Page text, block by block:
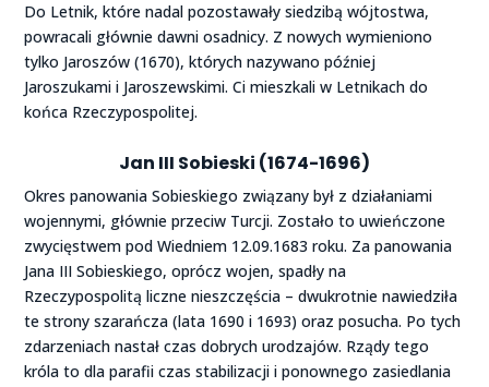
Do Letnik, które nadal pozostawały siedzibą wójtostwa,
powracali głównie dawni osadnicy. Z nowych wymieniono
tylko Jaroszów (1670), których nazywano później
Jaroszukami i Jaroszewskimi. Ci mieszkali w Letnikach do
końca Rzeczypospolitej.
Jan III Sobieski (1674-1696)
Okres panowania Sobieskiego związany był z działaniami
wojennymi, głównie przeciw Turcji. Zostało to uwieńczone
zwycięstwem pod Wiedniem 12.09.1683 roku. Za panowania
Jana III Sobieskiego, oprócz wojen, spadły na
Rzeczypospolitą liczne nieszczęścia – dwukrotnie nawiedziła
te strony szarańcza (lata 1690 i 1693) oraz posucha. Po tych
zdarzeniach nastał czas dobrych urodzajów. Rządy tego
króla to dla parafii czas stabilizacji i ponownego zasiedlania